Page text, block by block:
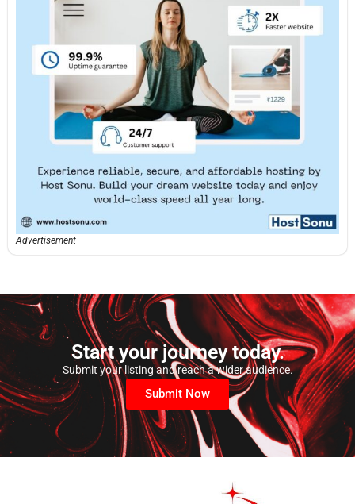
Advertisement
Start your journey today.
Submit your listing and reach a wider audience.
Submit Now